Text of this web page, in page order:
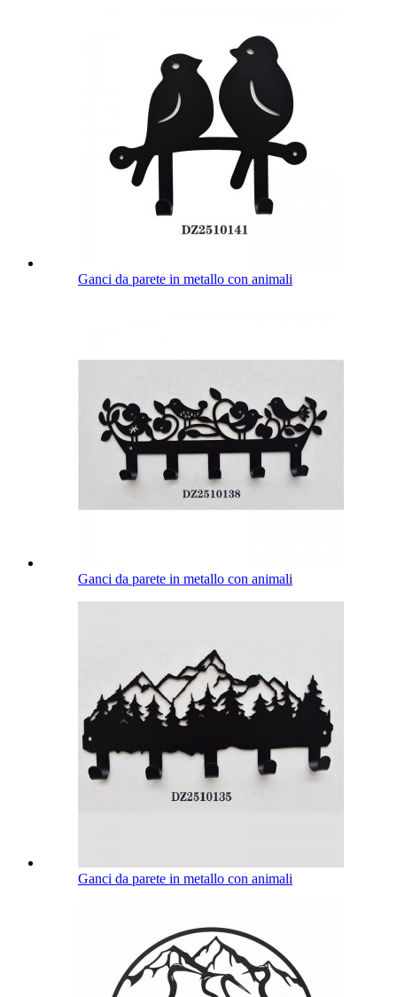
Ganci da parete in metallo con animali
Ganci da parete in metallo con animali
Ganci da parete in metallo con animali